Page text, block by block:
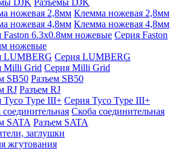
Разъемы DJK
Клемма ножевая 2,8мм
Клемма ножевая 4,8мм
Серия Faston
ножевые
Серия LUMBERG
Серия Milli Grid
Разъем SB50
Разъем RJ
Серия Tyco Type III+
Скоба соединительная
Разъем SATA
заглушки
жгутования